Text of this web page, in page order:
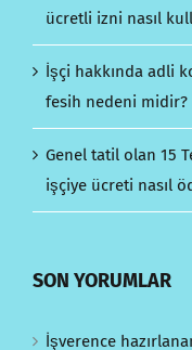
ücretli izni nasıl
İşçi hakkında adli
fesih nedeni midir?
Genel tatil olan 15
işçiye ücreti nasıl
SON YORUMLAR
İşverence